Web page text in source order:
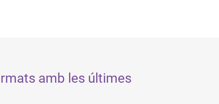
amb les últimes